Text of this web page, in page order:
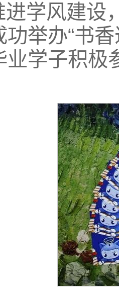
进学风建设
举办“书
业学子积极